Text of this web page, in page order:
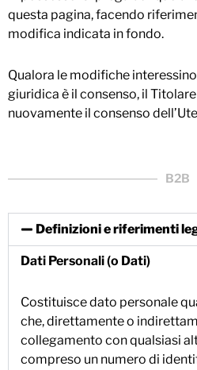
questa pagina, facendo
modifica indicata in fondo.
Qualora le modifiche
giuridica è il consenso, il
nuovamente il consenso
B2B
Definizioni e riferimenti
Dati Personali (o Dati)
Costituisce dato personale
che, direttamente o
collegamento con qualsiasi
compreso un numero di